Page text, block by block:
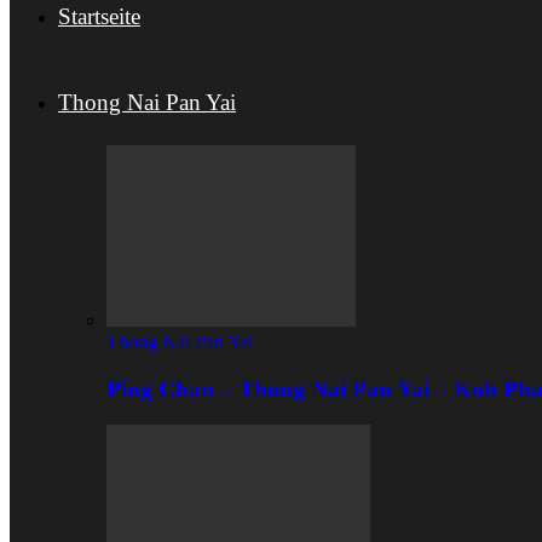
Startseite
Thong Nai Pan Yai
Thong Nai Pan Yai
Ping Chan – Thong Nai Pan Yai – Koh